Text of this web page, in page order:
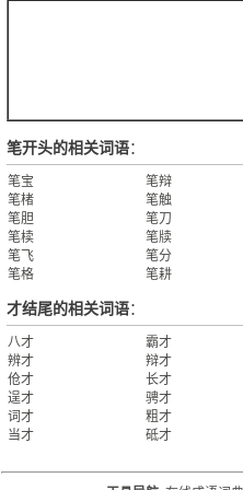
笔开头的相关词语：
笔宝 笔辩
笔楮
笔触
笔胆
笔刀
笔椟
笔牍
笔飞
笔分
笔格
笔耕
才结尾的相关词语：
八才 霸才
辨才
辩才
伧才
长才
逞才
骋才
词才
粗才
当才
砥才